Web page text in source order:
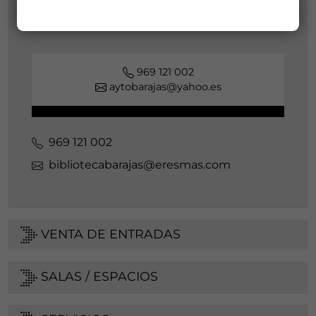
969 121 002
aytobarajas@yahoo.es
969 121 002
bibliotecabarajas@eresmas.com
VENTA DE ENTRADAS
SALAS / ESPACIOS